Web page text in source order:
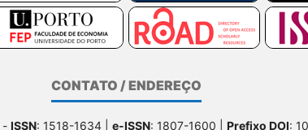
CONTATO / ENDEREÇO
- ISSN: 1518-1634 | e-ISSN: 1807-1600 | Prefixo DOI: